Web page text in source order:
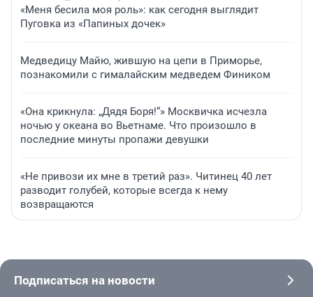
«Меня бесила моя роль»: как сегодня выглядит
Пуговка из «Папиных дочек»
Медведицу Майю, жившую на цепи в Приморье,
познакомили с гималайским медведем Фиником
«Она крикнула: „Дядя Боря!“» Москвичка исчезла
ночью у океана во Вьетнаме. Что произошло в
последние минуты пропажи девушки
«Не привози их мне в третий раз». Читинец 40 лет
разводит голубей, которые всегда к нему
возвращаются
Подписаться на новости